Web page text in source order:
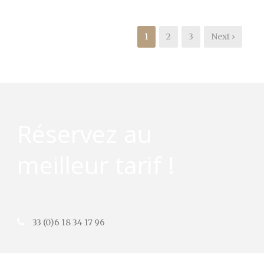
1 2 3 Next ›
33 (0)6 18 34 17 96